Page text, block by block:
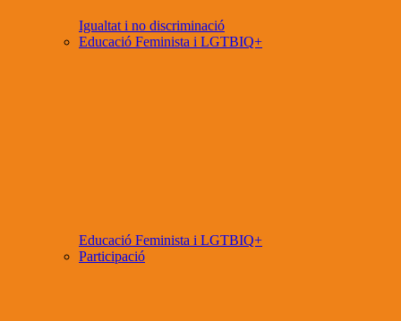
Igualtat i no discriminació
Educació Feminista i LGTBIQ+
Educació Feminista i LGTBIQ+
Participació